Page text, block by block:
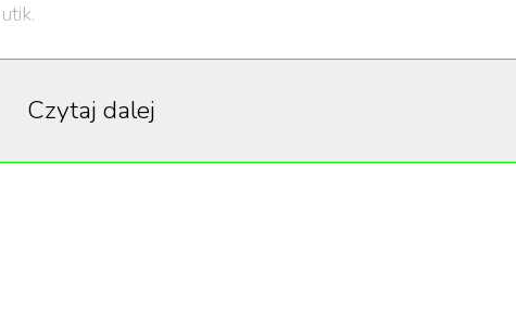
2019 roku w odrestaurowanym warszawskim
rynek odpowiada warszawska agencja PR - The Icon
Czytaj dalej